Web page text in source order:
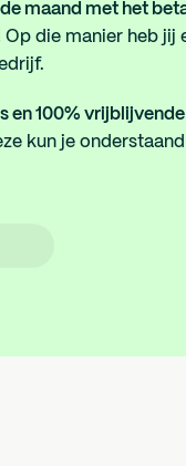
maand met het
die manier heb jij
en 100%
kun je